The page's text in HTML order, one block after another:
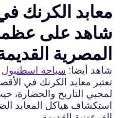
معابد الكرنك
شاهد على
المصرية
شاهد أيضا: سياحة اسطنبول
تعتبر معابد الكرنك في
لمحبي التاريخ والحضارة،
استكشاف هياكل المعابد